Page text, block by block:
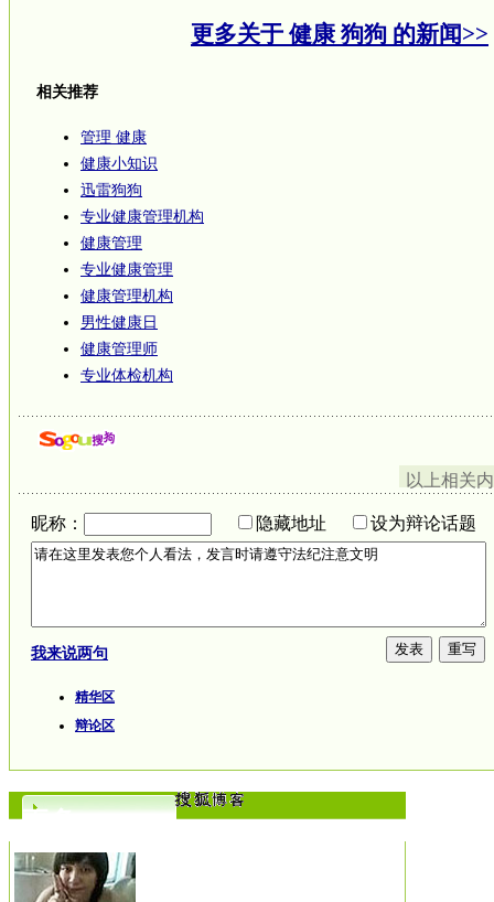
更多关于 健康 狗狗 的新闻>>
相关推荐
管理 健康
健康小知识
迅雷狗狗
专业健康管理机构
健康管理
专业健康管理
健康管理机构
男性健康日
健康管理师
专业体检机构
以上相关
昵称： 隐藏地址 设为辩论话题
我来说两句
精华区
辩论区